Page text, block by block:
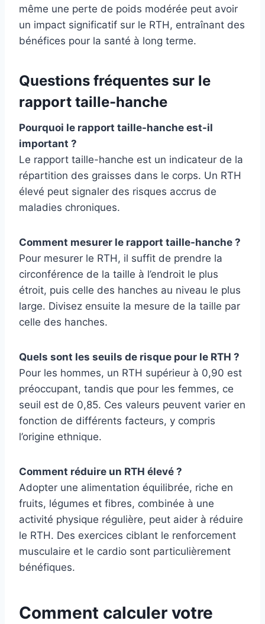
même une perte de poids modérée peut avoir
un impact significatif sur le RTH, entraînant des
bénéfices pour la santé à long terme.
Questions fréquentes sur le
rapport taille-hanche
Pourquoi le rapport taille-hanche est-il
important ?
Le rapport taille-hanche est un indicateur de la
répartition des graisses dans le corps. Un RTH
élevé peut signaler des risques accrus de
maladies chroniques.
Comment mesurer le rapport taille-hanche ?
Pour mesurer le RTH, il suffit de prendre la
circonférence de la taille à l’endroit le plus
étroit, puis celle des hanches au niveau le plus
large. Divisez ensuite la mesure de la taille par
celle des hanches.
Quels sont les seuils de risque pour le RTH ?
Pour les hommes, un RTH supérieur à 0,90 est
préoccupant, tandis que pour les femmes, ce
seuil est de 0,85. Ces valeurs peuvent varier en
fonction de différents facteurs, y compris
l’origine ethnique.
Comment réduire un RTH élevé ?
Adopter une alimentation équilibrée, riche en
fruits, légumes et fibres, combinée à une
activité physique régulière, peut aider à réduire
le RTH. Des exercices ciblant le renforcement
musculaire et le cardio sont particulièrement
bénéfiques.
Comment calculer votre